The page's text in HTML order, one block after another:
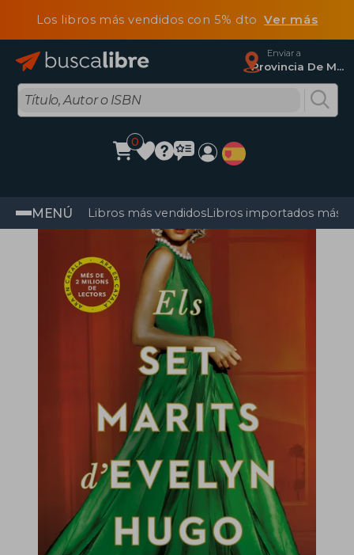
Los libros más vendidos con 5% dtoVer más
Enviar a
Provincia De Madrid
0
MENÚ Libros más vendidosLibros importados más